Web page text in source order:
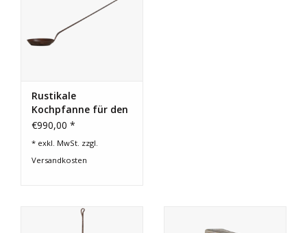
Rustikale
Kochpfanne für den
Kamin
€990,00 *
* exkl. MwSt. zzgl.
Versandkosten